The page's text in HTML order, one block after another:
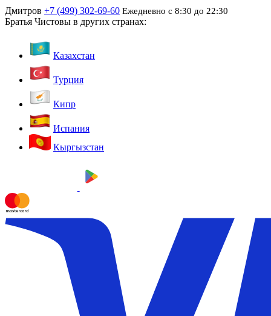
Дмитров +7 (499) 302-69-60 Ежедневно с 8:30 до 22:30
Братья Чистовы в других странах:
Казахстан
Турция
Кипр
Испания
Кыргызстан